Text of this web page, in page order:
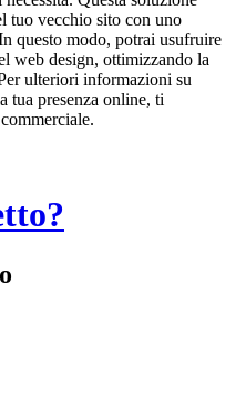
tuo vecchio sito con uno
questo modo, potrai usufruire
web design, ottimizzando la
ulteriori informazioni su
tua presenza online, ti